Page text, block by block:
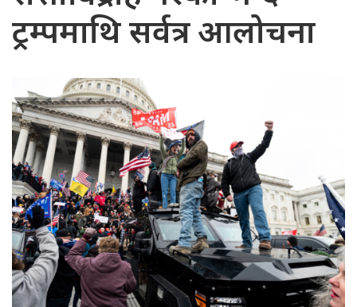
ट्रम्पमाथि सर्वत्र आलोचना